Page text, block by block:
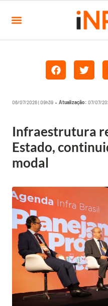
06/07/2026 | 09h39 • Atualização: 07/07/
Infraestrutura
Estado,
modal